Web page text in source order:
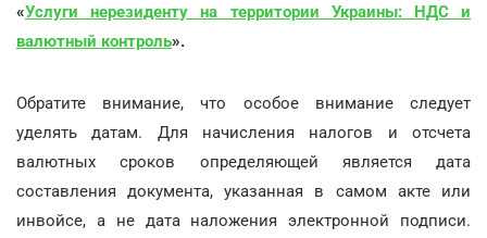
«Услуги нерезиденту на территории Украины: НДС и
валютный контроль».
Обратите внимание, что особое внимание следует
уделять датам. Для начисления налогов и отсчета
валютных сроков определяющей является дата
составления документа, указанная в самом акте или
инвойсе, а не дата наложения электронной подписи.